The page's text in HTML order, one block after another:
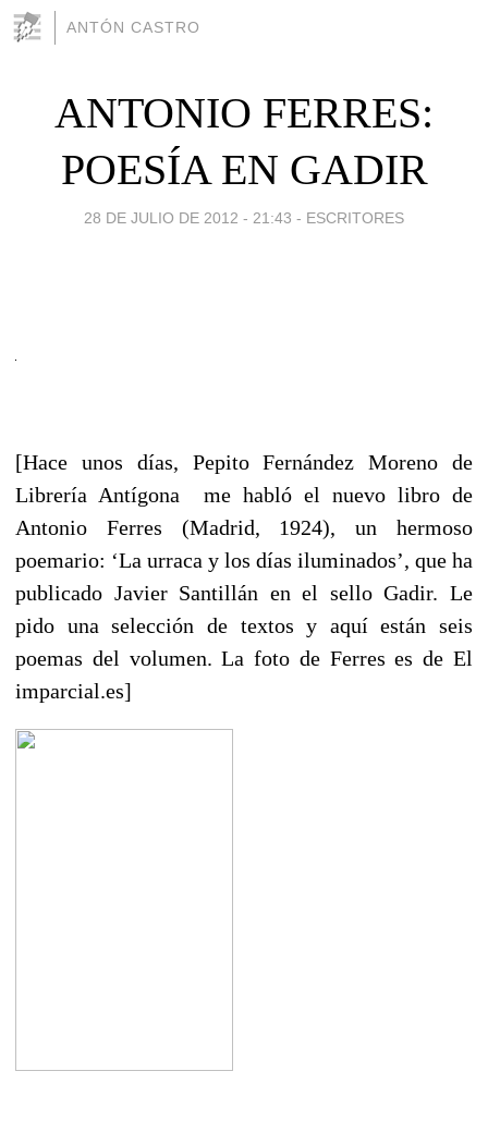
ANTÓN CASTRO
ANTONIO FERRES:
POESÍA EN GADIR
28 DE JULIO DE 2012 - 21:43 - ESCRITORES
[Hace unos días, Pepito Fernández Moreno de
Librería Antígona me habló el nuevo libro de
Antonio Ferres (Madrid, 1924), un hermoso
poemario: ‘La urraca y los días iluminados’, que ha
publicado Javier Santillán en el sello Gadir. Le
pido una selección de textos y aquí están seis
poemas del volumen. La foto de Ferres es de El
imparcial.es]